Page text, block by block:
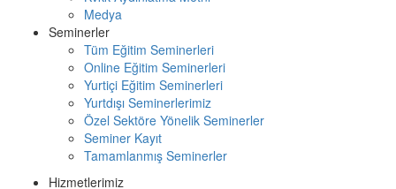
Medya
Seminerler
Tüm Eğitim Seminerleri
Online Eğitim Seminerleri
Yurtiçi Eğitim Seminerleri
Yurtdışı Seminerlerimiz
Özel Sektöre Yönelik Seminerler
Seminer Kayıt
Tamamlanmış Seminerler
Hizmetlerimiz